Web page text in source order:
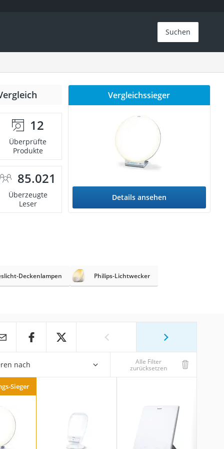
Suchen
12
Überprüfte
Produkte
85.021
Überzeugte
Leser
Vergleichssieger
Details ansehen
Deckenlampen Philips-Lichtwecker
nach Alle Filter
zurücksetzen
Sieger